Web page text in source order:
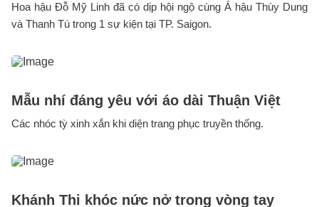
Hoa hậu Đỗ Mỹ Linh đã có dịp hội ngộ cùng Á hậu Thùy Dung
và Thanh Tú trong 1 sự kiện tại TP. Saigon.
Mẫu nhí đáng yêu với áo dài Thuận Việt
Các nhóc tỳ xinh xắn khi diện trang phục truyền thống.
Khánh Thi khóc nức nở trong vòng tay